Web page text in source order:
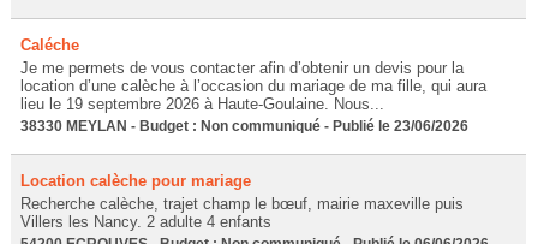
Caléche
Je me permets de vous contacter afin d’obtenir un devis pour la
location d’une calèche à l’occasion du mariage de ma fille, qui aura
lieu le 19 septembre 2026 à Haute-Goulaine. Nous...
38330 MEYLAN - Budget : Non communiqué - Publié le 23/06/2026
Location calèche pour mariage
Recherche calèche, trajet champ le bœuf, mairie maxeville puis
Villers les Nancy. 2 adulte 4 enfants